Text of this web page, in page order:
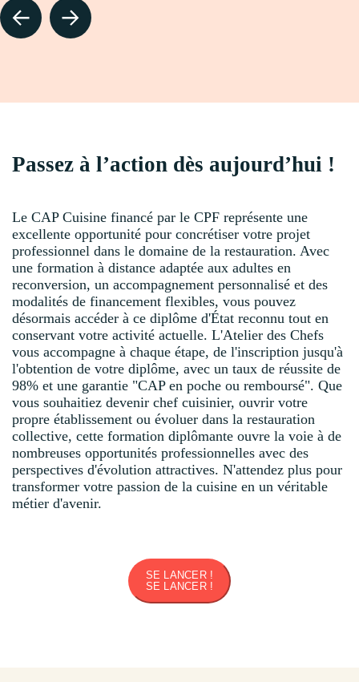
Passez à l’action dès aujourd’hui !
Le CAP Cuisine financé par le CPF représente une
excellente opportunité pour concrétiser votre projet
professionnel dans le domaine de la restauration. Avec
une formation à distance adaptée aux adultes en
reconversion, un accompagnement personnalisé et des
modalités de financement flexibles, vous pouvez
désormais accéder à ce diplôme d'État reconnu tout en
conservant votre activité actuelle. L'Atelier des Chefs
vous accompagne à chaque étape, de l'inscription jusqu'à
l'obtention de votre diplôme, avec un taux de réussite de
98% et une garantie "CAP en poche ou remboursé". Que
vous souhaitiez devenir chef cuisinier, ouvrir votre
propre établissement ou évoluer dans la restauration
collective, cette formation diplômante ouvre la voie à de
nombreuses opportunités professionnelles avec des
perspectives d'évolution attractives. N'attendez plus pour
transformer votre passion de la cuisine en un véritable
métier d'avenir.
SE LANCER !
SE LANCER !